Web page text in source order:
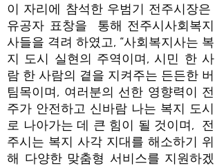
이 자리에 참석한 우범기 전주시장은
유공자 표창을 통해 전주시사회복지
사들을 격려 하였고, “사회복지사는 복
지 도시 실현의 주역이며, 시민 한 사
람 한 사람의 곁을 지켜주는 든든한 버
팀목이며, 여러분의 선한 영향력이 전
주가 안전하고 신바람 나는 복지 도시
로 나아가는 데 큰 힘이 될 것이며, 전
주시는 복지 사각 지대를 해소하기 위
해 다양한 맞춤형 서비스를 지원하겠